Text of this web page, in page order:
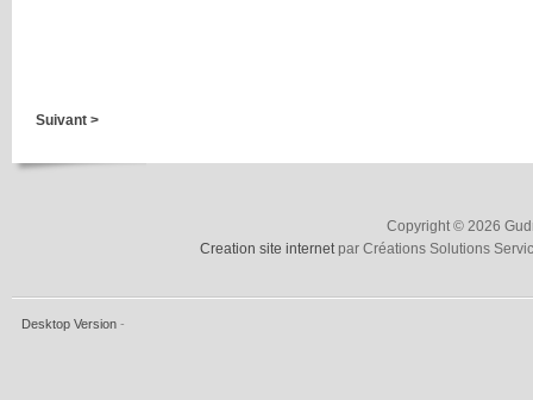
Suivant >
Copyright © 2026
Creation site internetpar Créations Solutions
Desktop Version -